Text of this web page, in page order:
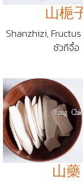
山梔
Shanzhizi,
ซัวกีจื้อ
山藥